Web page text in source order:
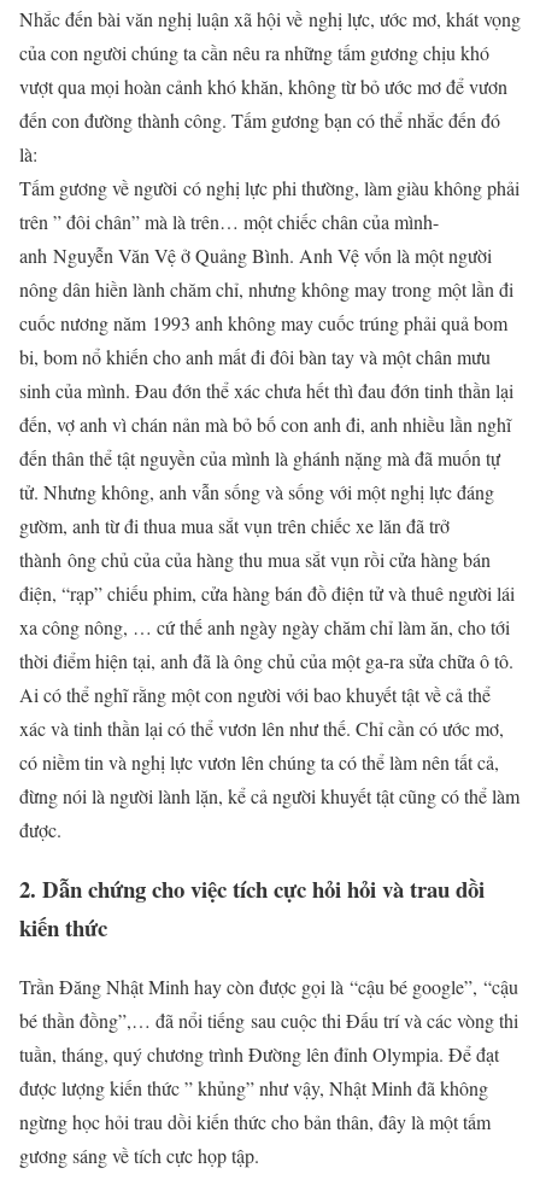
Nhắc đến bài văn nghị luận xã hội về nghị lực, ước mơ, khát vọng
của con người chúng ta cần nêu ra những tấm gương chịu khó
vượt qua mọi hoàn cảnh khó khăn, không từ bỏ ước mơ để vươn
đến con đường thành công. Tấm gương bạn có thể nhắc đến đó
là:
Tấm gương về người có nghị lực phi thường, làm giàu không phải
trên ” đôi chân” mà là trên… một chiếc chân của mình-
anh Nguyễn Văn Vệ ở Quảng Bình. Anh Vệ vốn là một người
nông dân hiền lành chăm chỉ, nhưng không may trong một lần đi
cuốc nương năm 1993 anh không may cuốc trúng phải quả bom
bi, bom nổ khiến cho anh mất đi đôi bàn tay và một chân mưu
sinh của mình. Đau đớn thể xác chưa hết thì đau đớn tinh thần lại
đến, vợ anh vì chán nản mà bỏ bố con anh đi, anh nhiều lần nghĩ
đến thân thể tật nguyền của mình là ghánh nặng mà đã muốn tự
tử. Nhưng không, anh vẫn sống và sống với một nghị lực đáng
gườm, anh từ đi thua mua sắt vụn trên chiếc xe lăn đã trở
thành ông chủ của của hàng thu mua sắt vụn rồi cửa hàng bán
điện, “rạp” chiếu phim, cửa hàng bán đồ điện tử và thuê người lái
xa công nông, … cứ thế anh ngày ngày chăm chỉ làm ăn, cho tới
thời điểm hiện tại, anh đã là ông chủ của một ga-ra sửa chữa ô tô.
Ai có thể nghĩ rằng một con người với bao khuyết tật về cả thể
xác và tinh thần lại có thể vươn lên như thế. Chỉ cần có ước mơ,
có niềm tin và nghị lực vươn lên chúng ta có thể làm nên tất cả,
đừng nói là người lành lặn, kể cả người khuyết tật cũng có thể làm
được.
2. Dẫn chứng cho việc tích cực hỏi hỏi và trau dồi
kiến thức
Trần Đăng Nhật Minh hay còn được gọi là “cậu bé google”, “cậu
bé thần đồng”,… đã nổi tiếng sau cuộc thi Đấu trí và các vòng thi
tuần, tháng, quý chương trình Đường lên đỉnh Olympia. Để đạt
được lượng kiến thức ” khủng” như vậy, Nhật Minh đã không
ngừng học hỏi trau dồi kiến thức cho bản thân, đây là một tấm
gương sáng về tích cực họp tập.